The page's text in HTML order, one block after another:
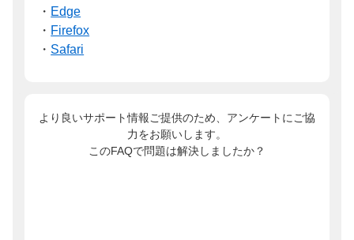
・ Edge
・ Firefox
・ Safari
より良いサポート情報ご提供のため、アンケートにご協
力をお願いします。
このFAQで問題は解決しましたか？